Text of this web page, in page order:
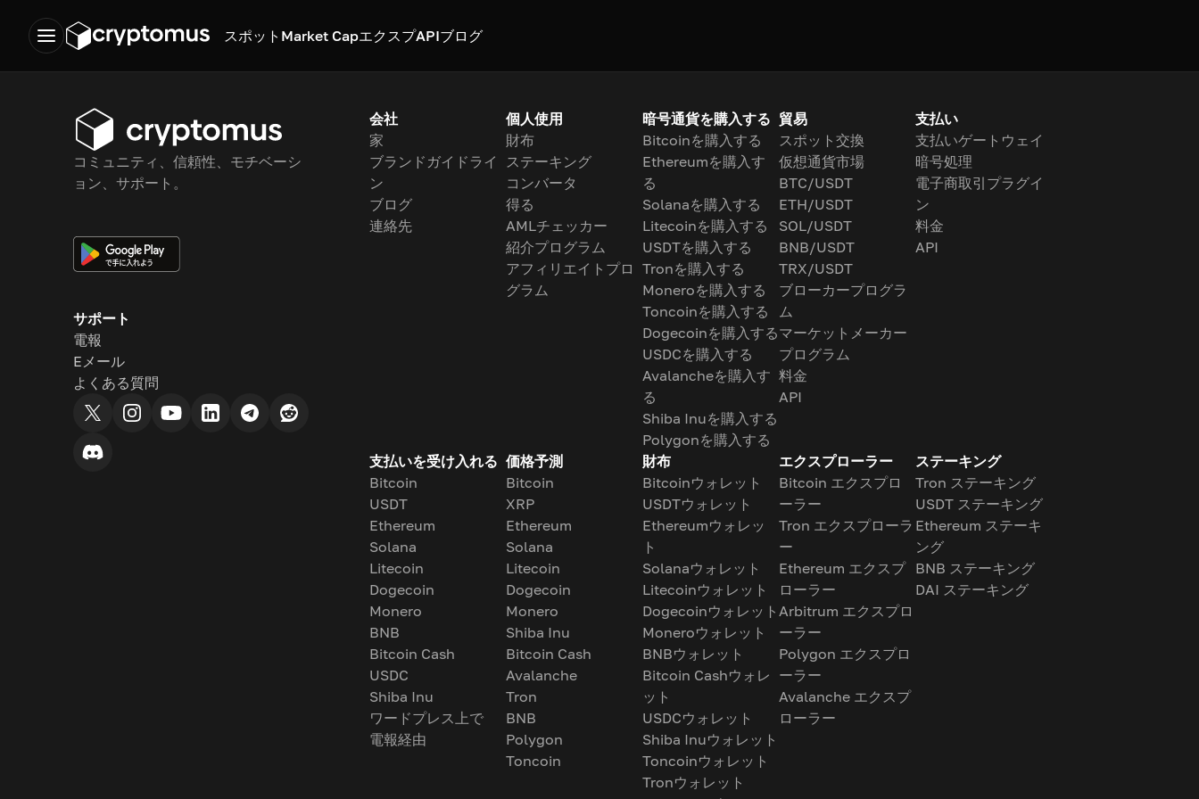
スポット Market CapエクスプAPIブログ
コミュニティ、信頼性、モチベーシ
ョン、サポート。
サポート
電報
Eメール
よくある質問
会社
家
ブランドガイドライ
ン
ブログ
連絡先
個人使用
財布
ステーキング
コンバータ
得る
AMLチェッカー
紹介プログラム
アフィリエイトプロ
グラム
暗号通貨を購入する
Bitcoinを購入する
Ethereumを購入す
る
Solanaを購入する
Litecoinを購入する
USDTを購入する
Tronを購入する
Moneroを購入する
Toncoinを購入する
Dogecoinを購入する
USDCを購入する
Avalancheを購入す
る
Shiba Inuを購入する
Polygonを購入する
貿易
スポット交換
仮想通貨市場
BTC/USDT
ETH/USDT
SOL/USDT
BNB/USDT
TRX/USDT
ブローカープログラ
ム
マーケットメーカー
プログラム
料金
API
支払い
支払いゲートウェイ
暗号処理
電子商取引プラグイ
ン
料金
API
支払いを受け入れる
Bitcoin
USDT
Ethereum
Solana
Litecoin
Dogecoin
Monero
BNB
Bitcoin Cash
USDC
Shiba Inu
ワードプレス上で
電報経由
価格予測
Bitcoin
XRP
Ethereum
Solana
Litecoin
Dogecoin
Monero
Shiba Inu
Bitcoin Cash
Avalanche
Tron
BNB
Polygon
Toncoin
財布
Bitcoinウォレット
USDTウォレット
Ethereumウォレッ
ト
Solanaウォレット
Litecoinウォレット
Dogecoinウォレット
Moneroウォレット
BNBウォレット
Bitcoin Cashウォレ
ット
USDCウォレット
Shiba Inuウォレット
Toncoinウォレット
Tronウォレット
エクスプローラー
Bitcoin エクスプロ
ーラー
Tron エクスプローラ
ー
Ethereum エクスプ
ローラー
Arbitrum エクスプロ
ーラー
Polygon エクスプロ
ーラー
Avalanche エクスプ
ローラー
ステーキング
Tron ステーキング
USDT ステーキング
Ethereum ステーキ
ング
BNB ステーキング
DAI ステーキング